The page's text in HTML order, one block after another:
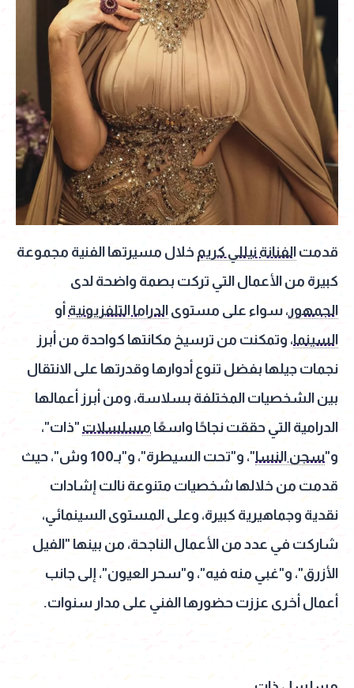
قدمت الفنانة نيللي كريم خلال مسيرتها الفنية مجموعة
كبيرة من الأعمال التي تركت بصمة واضحة لدى
الجمهور ، سواء على مستوى الدراما التلفزيونية أو
السينما، وتمكنت من ترسيخ مكانتها كواحدة من أبرز
نجمات جيلها بفضل تنوع أدوارها وقدرتها على الانتقال
بين الشخصيات المختلفة بسلاسة، ومن أبرز أعمالها
الدرامية التي حققت نجاحًا واسعًا مسلسلات "ذات"،
و"سجن النسا
"، و"تحت السيطرة"، و"بـ100 وش"، حيث
قدمت من خلالها شخصيات متنوعة نالت إشادات
نقدية وجماهيرية كبيرة، وعلى المستوى السينمائي،
شاركت في عدد من الأعمال الناجحة، من بينها "الفيل
الأزرق"، و"غبي منه فيه"، و"سحر العيون"، إلى جانب
أعمال أخرى عززت حضورها الفني على مدار سنوات.